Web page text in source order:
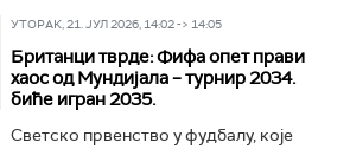
УТОРАК, 21. ЈУЛ 2026, 14:02 -> 14:05
Британци тврде: Фифа опет прави
хаос од Мундијала – турнир 2034.
биће игран 2035.
Светско првенство у фудбалу, које